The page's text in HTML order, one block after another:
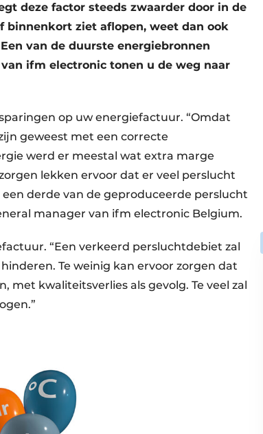
deze factor steeds zwaarder door in de
binnenkort ziet aflopen, weet dan ook
van de duurste energiebronnen
ifm electronic tonen u de weg naar
op uw energiefactuur. “Omdat
geweest met een correcte
werd er meestal wat extra marge
lekken ervoor dat er veel perslucht
derde van de geproduceerde perslucht
manager van ifm electronic Belgium.
“Een verkeerd persluchtdebiet zal
Te weinig kan ervoor zorgen dat
kwaliteitsverlies als gevolg. Te veel zal